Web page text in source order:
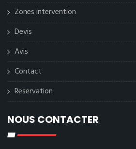
Zones intervention
Devis
Avis
Contact
Reservation
NOUS CONTACTER